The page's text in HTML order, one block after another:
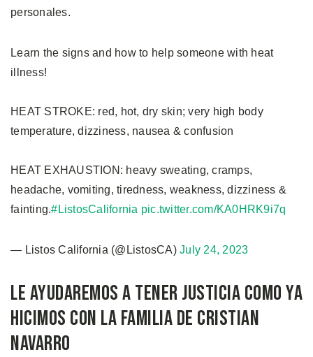
personales.
Learn the signs and how to help someone with heat
illness!
HEAT STROKE: red, hot, dry skin; very high body
temperature, dizziness, nausea & confusion
HEAT EXHAUSTION: heavy sweating, cramps,
headache, vomiting, tiredness, weakness, dizziness &
fainting.#ListosCalifornia pic.twitter.com/KA0HRK9i7q
— Listos California (@ListosCA) July 24, 2023
Le Ayudaremos a Tener Justicia Como ya
Hicimos con la Familia de Cristian
Navarro